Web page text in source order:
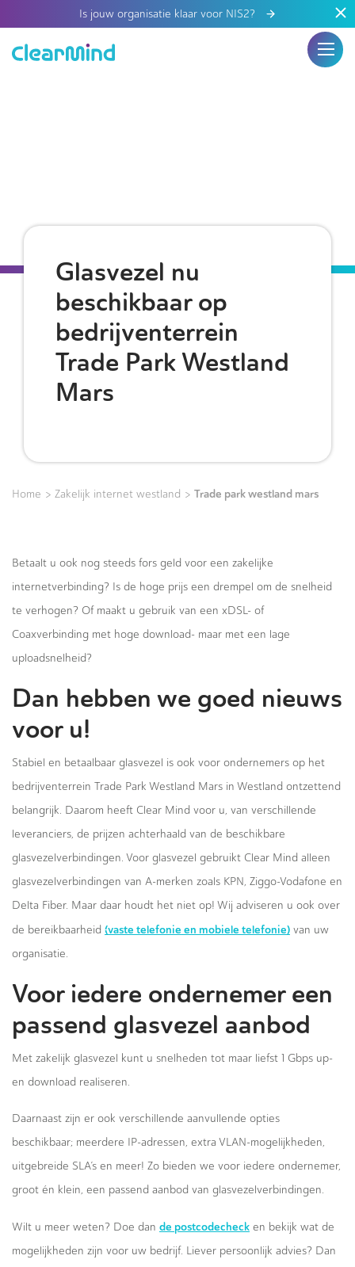
Is jouw organisatie klaar voor NIS2?
Glasvezel nu
beschikbaar op
bedrijventerrein
Trade Park Westland
Mars
Home > Zakelijk internet westland > Trade park westland mars
Betaalt u ook nog steeds fors geld voor een zakelijke
internetverbinding? Is de hoge prijs een drempel om de snelheid
te verhogen? Of maakt u gebruik van een xDSL- of
Coaxverbinding met hoge download- maar met een lage
uploadsnelheid?
Dan hebben we goed nieuws
voor u!
Stabiel en betaalbaar glasvezel is ook voor ondernemers op het
bedrijventerrein Trade Park Westland Mars in Westland ontzettend
belangrijk. Daarom heeft Clear Mind voor u, van verschillende
leveranciers, de prijzen achterhaald van de beschikbare
glasvezelverbindingen. Voor glasvezel gebruikt Clear Mind alleen
glasvezelverbindingen van A-merken zoals KPN, Ziggo-Vodafone en
Delta Fiber. Maar daar houdt het niet op! Wij adviseren u ook over
de bereikbaarheid (vaste telefonie en mobiele telefonie) van uw
organisatie.
Voor iedere ondernemer een
passend glasvezel aanbod
Met zakelijk glasvezel kunt u snelheden tot maar liefst 1 Gbps up-
en download realiseren.
Daarnaast zijn er ook verschillende aanvullende opties
beschikbaar; meerdere IP-adressen, extra VLAN-mogelijkheden,
uitgebreide SLA’s en meer! Zo bieden we voor iedere ondernemer,
groot én klein, een passend aanbod van glasvezelverbindingen.
Wilt u meer weten? Doe dan de postcodecheck en bekijk wat de
mogelijkheden zijn voor uw bedrijf. Liever persoonlijk advies? Dan